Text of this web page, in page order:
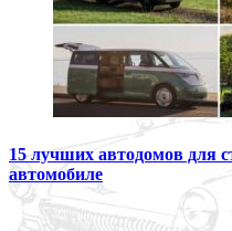
15 лучших автодомов для
автомобиле